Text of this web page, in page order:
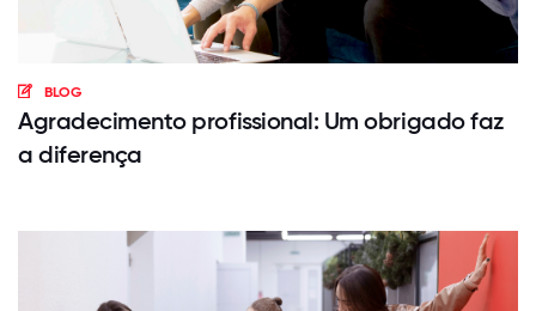
BLOG
Agradecimento profissional: Um obrigado faz
a diferença